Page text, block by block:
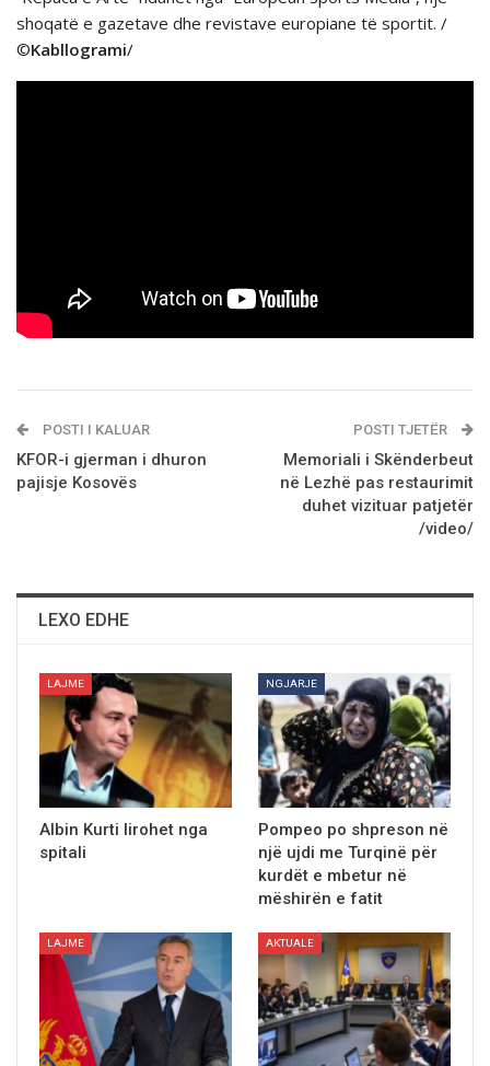
shoqatë e gazetave dhe revistave europiane të sportit. /
©Kabllogrami/
POSTI I KALUAR
KFOR-i gjerman i dhuron
pajisje Kosovës
POSTI TJETËR
Memoriali i Skënderbeut
në Lezhë pas restaurimit
duhet vizituar patjetër
/video/
LEXO EDHE
LAJME
Albin Kurti lirohet nga
spitali
NGJARJE
Pompeo po shpreson në
një ujdi me Turqinë për
kurdët e mbetur në
mëshirën e fatit
LAJME AKTUALE